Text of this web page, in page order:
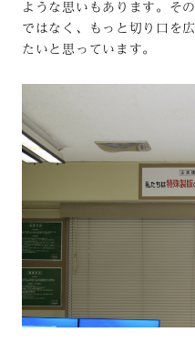
ような思いもあります。そ
ではなく、もっと切り口を
たいと思っています。